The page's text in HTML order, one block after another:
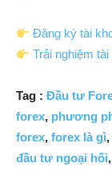
Đăng ký tài
Trải nghiệm
Tag : Đầu tư
forex, phương
forex, forex là gì,
đầu tư ngoại hối,